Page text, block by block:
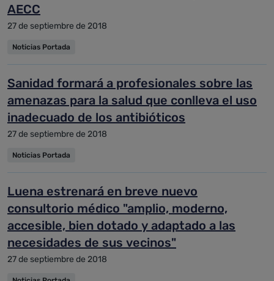
AECC
27 de septiembre de 2018
Noticias Portada
Sanidad formará a profesionales sobre las
amenazas para la salud que conlleva el uso
inadecuado de los antibióticos
27 de septiembre de 2018
Noticias Portada
Luena estrenará en breve nuevo
consultorio médico "amplio, moderno,
accesible, bien dotado y adaptado a las
necesidades de sus vecinos"
27 de septiembre de 2018